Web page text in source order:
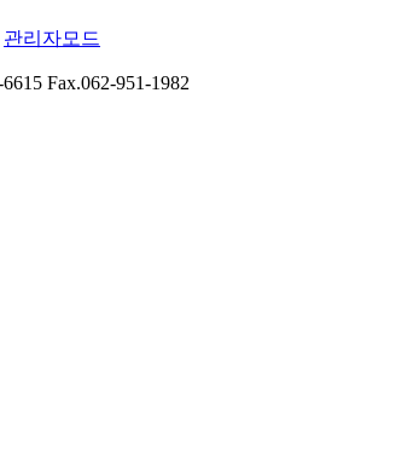
관리자모드
Fax.062-951-1982